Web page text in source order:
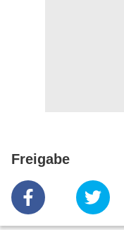
Freigabe